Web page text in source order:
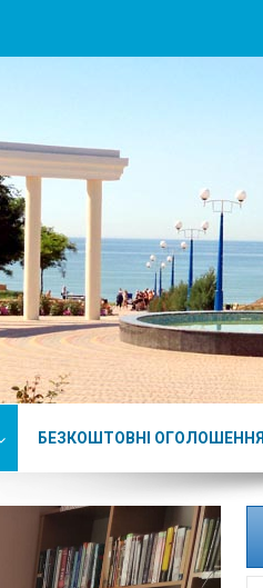
БЕЗКОШТОВНІ ОГОЛОШЕННЯ